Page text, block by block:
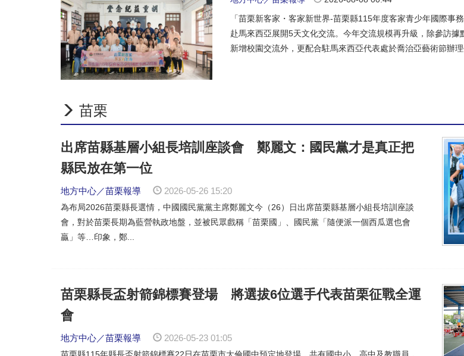
苗縣府召開縣務會議 鍾東錦強調場館朝完工及啟用目標(00:45)
苗栗縣慶祝祖父母節 鍾東錦到場同樂祝福大家做快樂的阿公阿婆「呷百二」
苗栗縣金牌農村說明會盛大開跑 縣府號召農村社區打造最強代表隊
(00:41)
榮服處表揚新住民幸福家庭 邱俐俐致賀並肯定融入苗栗一分子(21:52)
苗栗縣府建置偏遠地區採購聯繫平臺 為基層同仁打造採購防護網
苑裡鎮新建綜合式全民運動館工程上梁 預計116年5月完工
「苗栗新客家・客家新世界-苗栗縣115年度客家青少年國際事
赴馬來西亞展開5天文化交流。今年交流規模再升級，除參訪據
新增校園交流外，更配合駐馬來西亞代表處於喬治亞藝術節辦理
苗栗
出席苗縣基層小組長培訓座談會 鄭麗文：國民黨才是真正把
縣民放在第一位
地方中心／苗栗報導 2026-05-26 15:20
為布局2026苗栗縣長選情，中國國民黨黨主席鄭麗文今（26）日出席苗栗縣基層小組長培訓座談
會，對於苗栗長期為藍營執政地盤，並被民眾戲稱「苗栗國」、國民黨「隨便派一個西瓜選也會
贏」等…印象，鄭...
苗栗縣長盃射箭錦標賽登場 將選拔6位選手代表苗栗征戰全運
會
地方中心／苗栗報導 2026-05-23 01:05
苗栗縣115年縣長盃射箭錦標賽22日在苗栗市大倫國中預定地登場，共有國中小、高中及教職員，